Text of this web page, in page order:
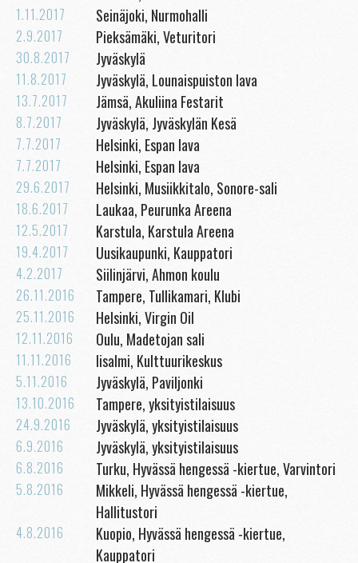
1.11.2017 Seinäjoki, Nurmohalli
2.9.2017 Pieksämäki, Veturitori
30.8.2017 Jyväskylä
11.8.2017 Jyväskylä, Lounaispuiston lava
13.7.2017 Jämsä, Akuliina Festarit
8.7.2017 Jyväskylä, Jyväskylän Kesä
7.7.2017 Helsinki, Espan lava
7.7.2017 Helsinki, Espan lava
29.6.2017 Helsinki, Musiikkitalo, Sonore-sali
18.6.2017 Laukaa, Peurunka Areena
12.5.2017 Karstula, Karstula Areena
19.4.2017 Uusikaupunki, Kauppatori
4.2.2017 Siilinjärvi, Ahmon koulu
26.11.2016 Tampere, Tullikamari, Klubi
25.11.2016 Helsinki, Virgin Oil
12.11.2016 Oulu, Madetojan sali
11.11.2016 Iisalmi, Kulttuurikeskus
5.11.2016 Jyväskylä, Paviljonki
13.10.2016 Tampere, yksityistilaisuus
24.9.2016 Jyväskylä, yksityistilaisuus
6.9.2016 Jyväskylä, yksityistilaisuus
6.8.2016 Turku, Hyvässä hengessä -kiertue, Varvintori
5.8.2016
Mikkeli, Hyvässä hengessä -kiertue,
Hallitustori
4.8.2016
Kuopio, Hyvässä hengessä -kiertue,
Kauppatori